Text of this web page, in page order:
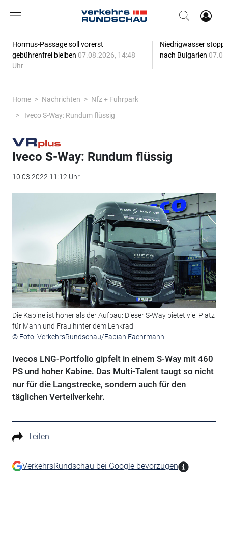
Hormus-Passage soll vorerst
gebührenfrei bleiben 07.08.2026, 14:48
Uhr
Niedrigwasser
nach Bulgarien
Home Nachrichten
Nfz + Fuhrpark
Iveco S-Way: Rundum flüssig
Iveco S-Way: Rundum flüssig
10.03.2022 11:12 Uhr
Die Kabine ist höher als der Aufbau: Dieser S-Way bietet viel Platz
für Mann und Frau hinter dem Lenkrad
© Foto: VerkehrsRundschau/Fabian Faehrmann
Ivecos LNG-Portfolio gipfelt in einem S-Way mit 460
PS und hoher Kabine. Das Multi-Talent taugt so nicht
nur für die Langstrecke, sondern auch für den
täglichen Verteilverkehr.
Teilen
VerkehrsRundschau bei Google bevorzugen